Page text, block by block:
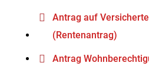
Antrag auf
(Rentenantrag)
Antrag